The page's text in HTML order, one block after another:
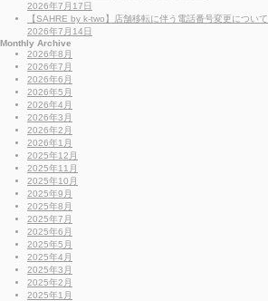
2026年7月17日
【SAHRE by k-two】店舗移転に伴う電話番号変更について
2026年7月14日
Monthly Archive
2026年8月
2026年7月
2026年6月
2026年5月
2026年4月
2026年3月
2026年2月
2026年1月
2025年12月
2025年11月
2025年10月
2025年9月
2025年8月
2025年7月
2025年6月
2025年5月
2025年4月
2025年3月
2025年2月
2025年1月